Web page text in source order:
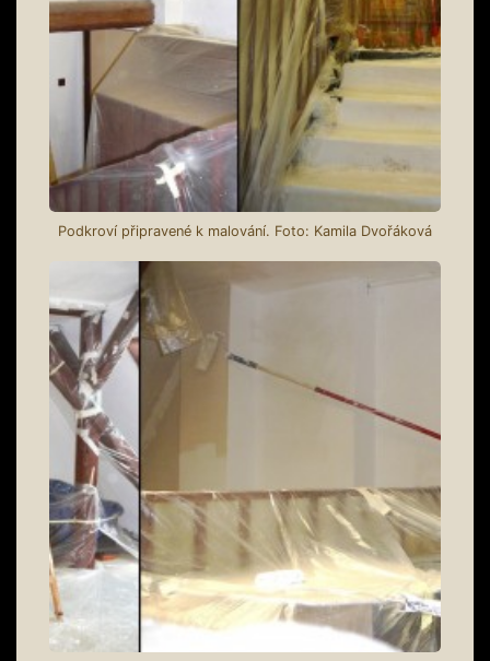
Podkroví připravené k malování. Foto: Kamila Dvořáková